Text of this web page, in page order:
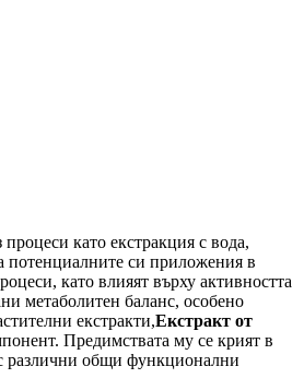
като екстракция с вода,
потенциалните си приложения в
като влияят върху активността
метаболитен баланс, особено
екстракти,Екстракт от
Предимствата му се крият в
различни общи функционални